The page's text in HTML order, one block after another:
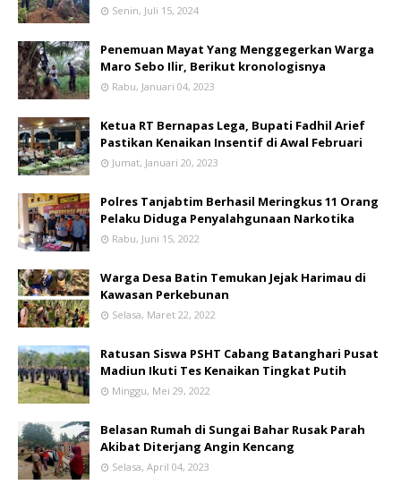
Senin, Juli 15, 2024
Penemuan Mayat Yang Menggegerkan Warga
Maro Sebo Ilir, Berikut kronologisnya
Rabu, Januari 04, 2023
Ketua RT Bernapas Lega, Bupati Fadhil Arief
Pastikan Kenaikan Insentif di Awal Februari
Jumat, Januari 20, 2023
Polres Tanjabtim Berhasil Meringkus 11 Orang
Pelaku Diduga Penyalahgunaan Narkotika
Rabu, Juni 15, 2022
Warga Desa Batin Temukan Jejak Harimau di
Kawasan Perkebunan
Selasa, Maret 22, 2022
Ratusan Siswa PSHT Cabang Batanghari Pusat
Madiun Ikuti Tes Kenaikan Tingkat Putih
Minggu, Mei 29, 2022
Belasan Rumah di Sungai Bahar Rusak Parah
Akibat Diterjang Angin Kencang
Selasa, April 04, 2023